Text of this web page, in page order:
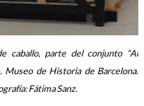
caballo, parte del conjunto “Al
Museo de Historia de Barcelona.
Fátima Sanz.